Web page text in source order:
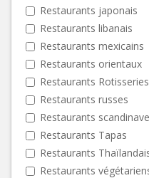
Restaurants japonais
Restaurants libanais
Restaurants mexicains
Restaurants orientaux
Restaurants Rotisseries
Restaurants russes
Restaurants
Restaurants Tapas
Restaurants
Restaurants